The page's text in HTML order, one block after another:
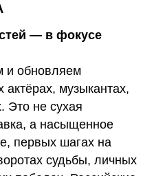
— в фокусе
и обновляем
музыкантах,
Это не сухая
а насыщенное
первых шагах на
судьбы, личных